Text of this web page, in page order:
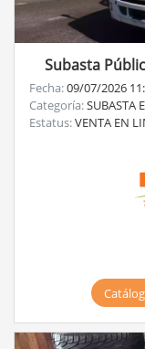
Subasta
Fecha:09/07/2026
Categoría:SUBASTA
Estatus:VENTA EN